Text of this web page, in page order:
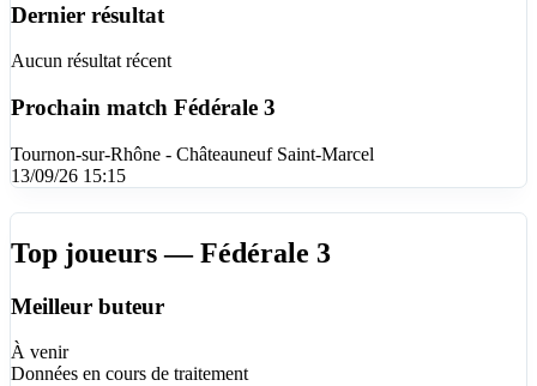
Dernier résultat
Aucun résultat récent
Prochain match Fédérale 3
Tournon-sur-Rhône - Châteauneuf Saint-Marcel
13/09/26 15:15
Top joueurs — Fédérale 3
Meilleur buteur
À venir
Données en cours de traitement